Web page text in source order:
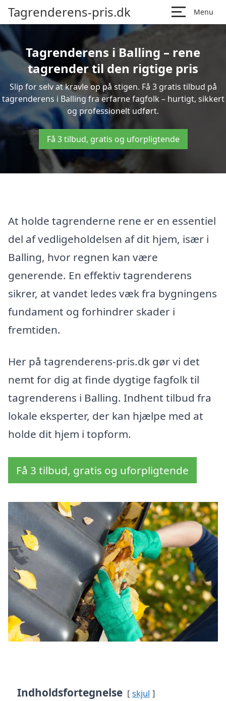
Tagrenderens-pris.dk Menu
Tagrenderens i Balling – rene
tagrender til den rigtige pris
Slip for selv at kravle op på stigen. Få 3 gratis tilbud på
tagrenderens i Balling fra erfarne fagfolk – hurtigt, sikkert
og professionelt udført.
Få 3 tilbud, gratis og uforpligtende
At holde tagrenderne rene er en essentiel
del af vedligeholdelsen af dit hjem, især i
Balling, hvor regnen kan være
generende. En effektiv tagrenderens
sikrer, at vandet ledes væk fra bygningens
fundament og forhindrer skader i
fremtiden.
Her på tagrenderens-pris.dk gør vi det
nemt for dig at finde dygtige fagfolk til
tagrenderens i Balling. Indhent tilbud fra
lokale eksperter, der kan hjælpe med at
holde dit hjem i topform.
Få 3 tilbud, gratis og uforpligtende
Indholdsfortegnelse skjul